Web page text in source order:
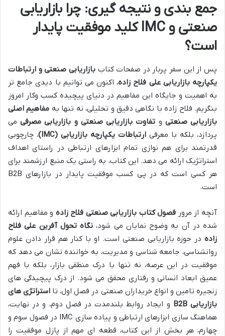
جمع بندی و نتیجه گیری: چرا بازاریابی
صنعتی و IMC کلید موفقیت پایدار
است؟
پس از این سفر پربار در صفحات کتاببازاریابی صنعتی و ارتباطات
یکپارچه بازاریابی علی فلاح زاده، اکنون می توانیم با دیدی جامع تر
به اهمیت و جایگاه این مفاهیم در دنیای پیچیده کسب وکار امروز
بنگریم. فلاح زاده با نگاهی دقیق و تحلیلی، نه تنها به مفاهیم اصلی
بازاریابی صنعتی و تفاوت بازاریابی صنعتی و بازاریابی مصرفیمی
پردازد، بلکه با معرفی ارتباطات یکپارچه بازاریابی (IMC)
، چارچوبی
قدرتمند برای هم نوازی تمام ابزارهای ارتباطی در راستای اهداف
استراتژیک ارائه می دهد. این کتاب، به راستی یک منبع ارزشمند برای
هر کسی است که در پی کسب موفقیت پایدار در بازارهای B2B
است.
آنچه از مرور فصول کتاب بازاریابی صنعتی فلاح زاده و مفاهیم ارائه
شده در آن به وضوح نمایان می شود، نگاه تحول آفرین علی فلاح
زاده در حوزه بازاریابی صنعتی است. او با کنار هم قرار دادن علوم
روانشناسی، جامعه شناسی و مدیریت، به خواننده نشان می دهد که
موفقیت در این عرصه، نه تنها با درک منطقی بازار، بلکه با فهم
عمیق ابعاد انسانی و رفتاری محقق می شود. از درک پیچیدگی های
زنجیره تامین و انواع خریداران صنعتی در فصل اول، تا استراتژی های
بازاریابی B2B
و ایجاد روابط بلندمدت در فصل دوم، و در نهایت،
هماهنگ سازی ابزارهای ارتباطی و پیاده سازی IMC در فصول سوم و
چهارم، هر بخش از این کتاب، قطعه ای مهم از پازل موفقیت را